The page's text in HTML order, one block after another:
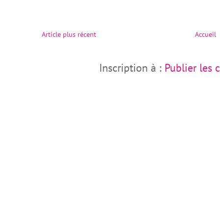
Article plus récent Accueil
Inscription à : Publier les